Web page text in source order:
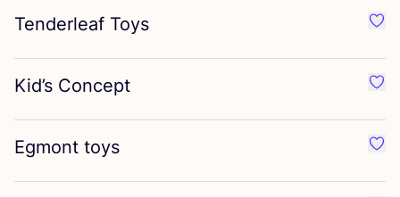
Tenderleaf Toys
Kid’s Concept
Egmont toys